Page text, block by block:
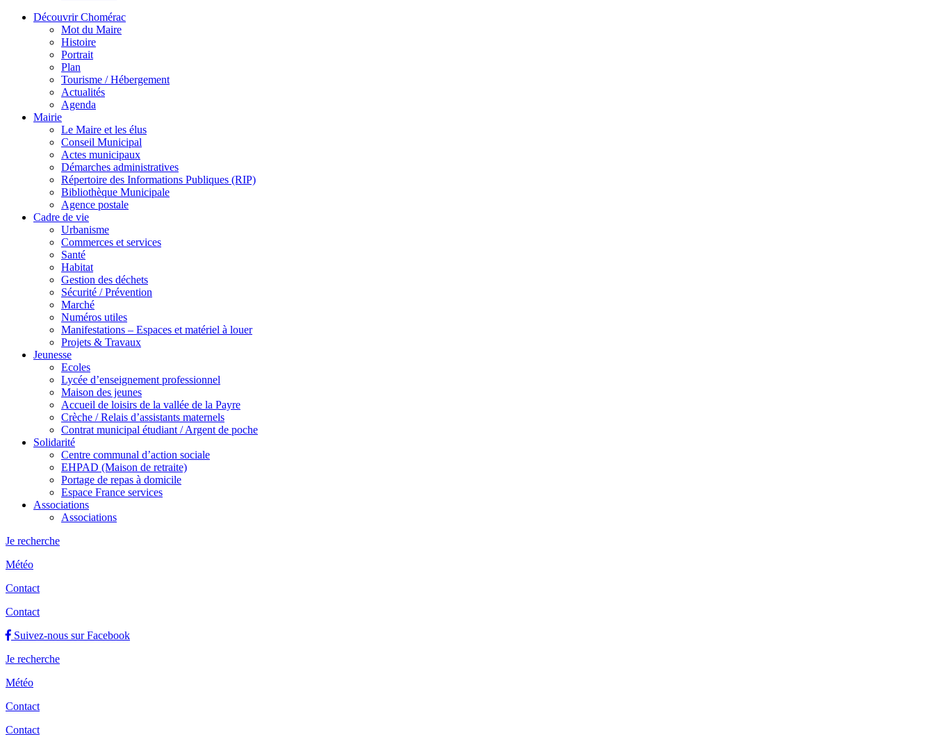
Découvrir Chomérac
Mot du Maire
Histoire
Portrait
Plan
Tourisme / Hébergement
Actualités
Agenda
Mairie
Le Maire et les élus
Conseil Municipal
Actes municipaux
Démarches administratives
Répertoire des Informations Publiques (RIP)
Bibliothèque Municipale
Agence postale
Cadre de vie
Urbanisme
Commerces et services
Santé
Habitat
Gestion des déchets
Sécurité / Prévention
Marché
Numéros utiles
Manifestations – Espaces et matériel à louer
Projets & Travaux
Jeunesse
Ecoles
Lycée d’enseignement professionnel
Maison des jeunes
Accueil de loisirs de la vallée de la Payre
Crèche / Relais d’assistants maternels
Contrat municipal étudiant / Argent de poche
Solidarité
Centre communal d’action sociale
EHPAD (Maison de retraite)
Portage de repas à domicile
Espace France services
Associations
Associations
Je recherche
Météo
Contact
Contact
Suivez-nous sur Facebook
Je recherche
Météo
Contact
Contact